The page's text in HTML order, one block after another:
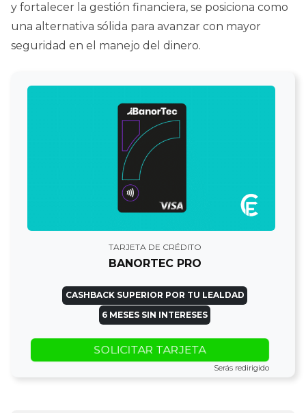
y fortalecer la gestión financiera, se posiciona como
una alternativa sólida para avanzar con mayor
seguridad en el manejo del dinero.
TARJETA DE CRÉDITO
BANORTEC PRO
CASHBACK SUPERIOR POR TU LEALDAD
6 MESES SIN INTERESES
SOLICITAR TARJETA
Serás redirigido